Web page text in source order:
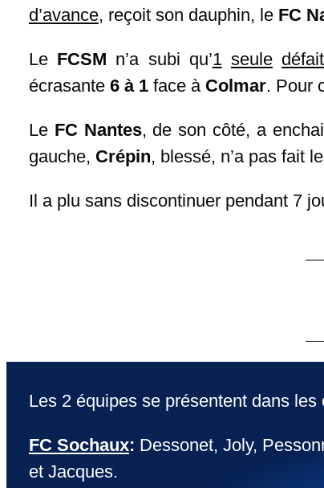
d’avance, reçoit son dauphin, le FC
Le FCSM n’a subi qu’1 seule
écrasante 6 à 1face à Colmar. Pour
Le FC Nantes, de son côté, a
gauche, Crépin, blessé, n’a pas fait
Il a plu sans discontinuer pendant 7
Les 2 équipes se présentent dans
FC Sochaux: Dessonet, Joly,
et Jacques.